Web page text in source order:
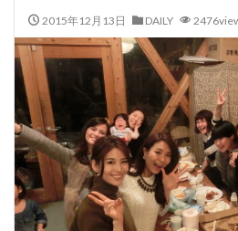
2015年12月13日 DAILY